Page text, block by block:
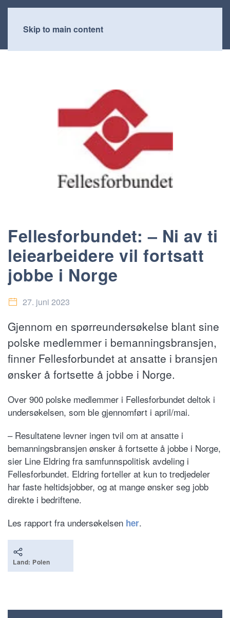
Skip to main content
Fellesforbundet: – Ni av ti
leiearbeidere vil fortsatt
jobbe i Norge
27. juni 2023
Gjennom en spørreundersøkelse blant sine
polske medlemmer i bemanningsbransjen,
finner Fellesforbundet at ansatte i bransjen
ønsker å fortsette å jobbe i Norge.
Over 900 polske medlemmer i Fellesforbundet deltok i
undersøkelsen, som ble gjennomført i april/mai.
– Resultatene levner ingen tvil om at ansatte i
bemanningsbransjen ønsker å fortsette å jobbe i Norge,
sier Line Eldring fra samfunnspolitisk avdeling i
Fellesforbundet. Eldring forteller at kun to tredjedeler
har faste heltidsjobber, og at mange ønsker seg jobb
direkte i bedriftene.
Les rapport fra undersøkelsen her.
Land: Polen